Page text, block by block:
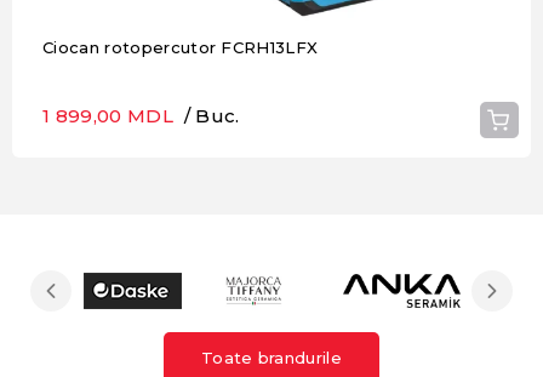
Ciocan rotopercutor FCRH13LFX
1 899,00 MDL / Buc.
Toate brandurile